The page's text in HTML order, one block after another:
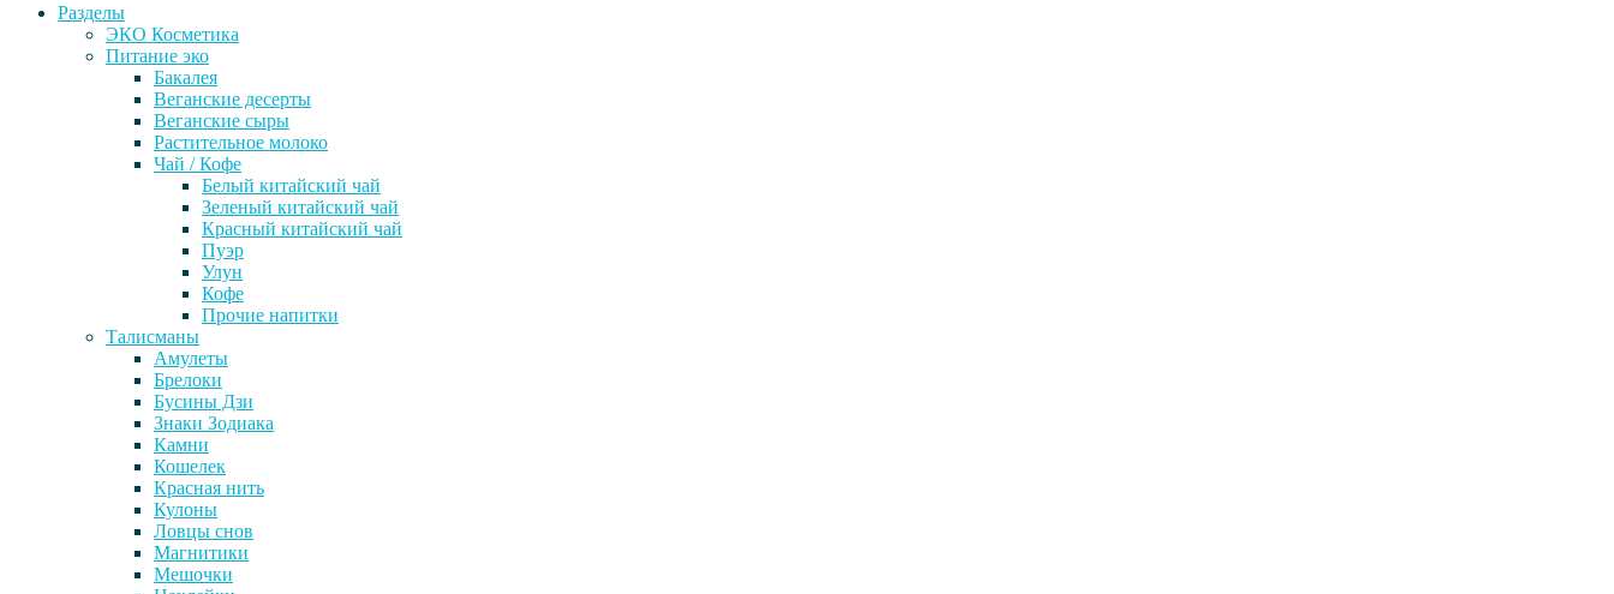
Разделы
ЭКО Косметика
Питание эко
Бакалея
Веганские десерты
Веганские сыры
Растительное молоко
Чай / Кофе
Белый китайский чай
Зеленый китайский чай
Красный китайский чай
Пуэр
Улун
Кофе
Прочие напитки
Талисманы
Амулеты
Брелоки
Бусины Дзи
Знаки Зодиака
Камни
Кошелек
Красная нить
Кулоны
Ловцы снов
Магнитики
Мешочки